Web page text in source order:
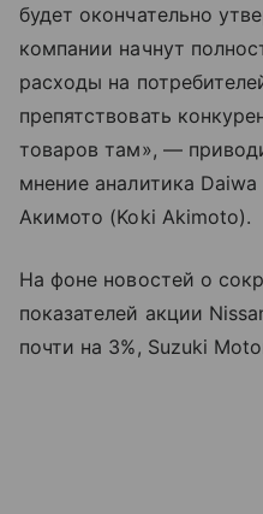
будет окончательно
компании начнут
расходы на
препятствовать
товаров там», —
мнение аналитика
Акимото (Koki Akimoto).
На фоне новостей о
показателей акции
почти на 3%, Suzuki